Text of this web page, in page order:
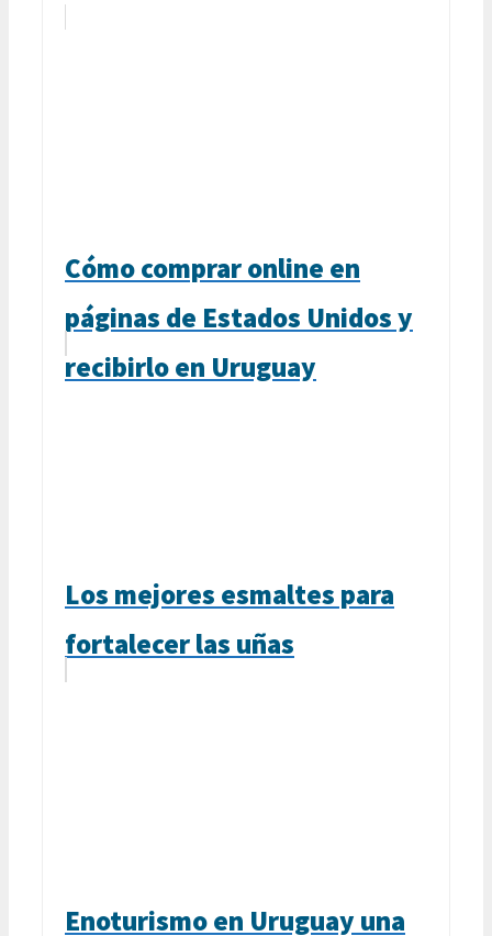
Cómo comprar online en
páginas de Estados Unidos y
recibirlo en Uruguay
Los mejores esmaltes para
fortalecer las uñas
Enoturismo en Uruguay una